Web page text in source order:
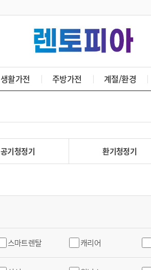
생활가전 주방가전 계절/환경
공기청정기 환기청정기
스마트렌탈 캐리어